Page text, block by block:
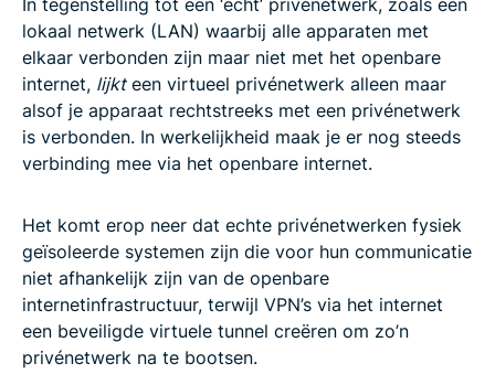
lokaal netwerk (LAN) waarbij alle apparaten met
elkaar verbonden zijn maar niet met het openbare
internet, lijkteen virtueel privénetwerk alleen maar
alsof je apparaat rechtstreeks met een privénetwerk
is verbonden. In werkelijkheid maak je er nog steeds
verbinding mee via het openbare internet.
Het komt erop neer dat echte privénetwerken fysiek
geïsoleerde systemen zijn die voor hun communicatie
niet afhankelijk zijn van de openbare
internetinfrastructuur, terwijl VPN’s via het internet
een beveiligde virtuele tunnel creëren om zo’n
privénetwerk na te bootsen.